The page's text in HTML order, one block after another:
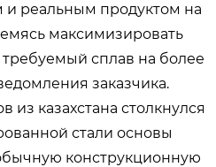
и реальным продуктом на
максимизировать
сплав на более
заказчика.
из казахстана столкнулся
стали основы
конструкционную